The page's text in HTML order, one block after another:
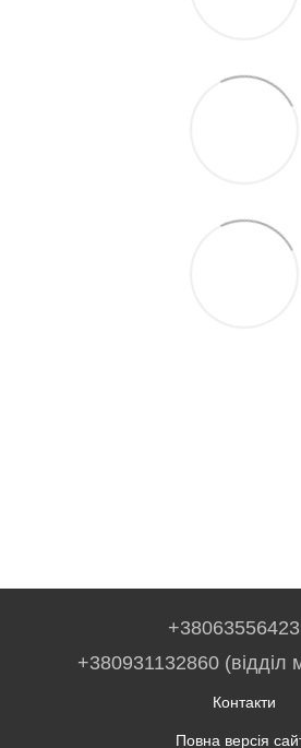
+380931132860 (відділ
Контакти
Повна версія